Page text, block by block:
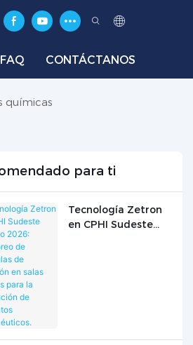
FAQ CONTÁCTANOS
químicas
para ti
Tecnología Zetron
en CPHI Sudeste
farmacéuticos.